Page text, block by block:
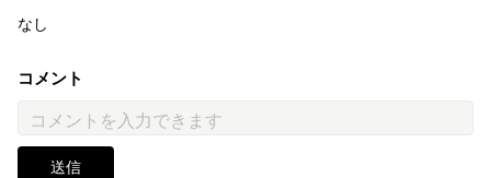
なし
コメント
送信